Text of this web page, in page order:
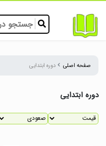
صفحه اصلی دوره ابتدایی
دوره ابتدایی